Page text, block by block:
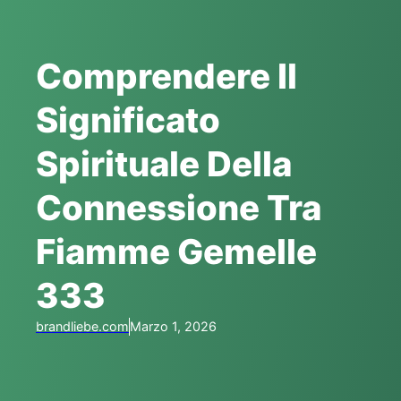
Comprendere Il
Significato
Spirituale Della
Connessione Tra
Fiamme Gemelle
333
brandliebe.comMarzo 1, 2026